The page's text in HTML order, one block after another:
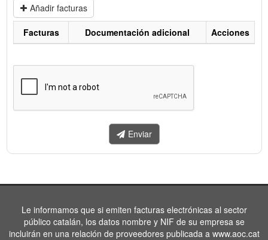
Añadir facturas
enviar.
Facturas Documentación adicional Acciones
Enviar
Le informamos que si emiten facturas electrónicas al sector
público catalán, los datos nombre y NIF de su empresa se
incluirán en una relación de proveedores publicada a www.aoc.cat